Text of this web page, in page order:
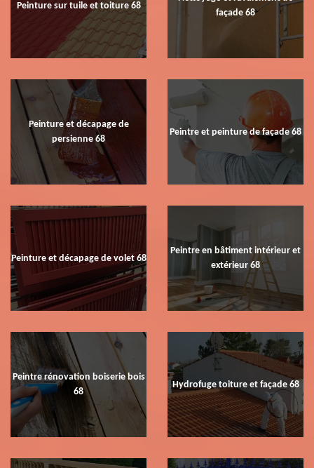
Peinture sur tuile et toiture 68
façade 68
Peinture et décapage de
persienne 68
Peintre et peinture de façade 68
Peinture et décapage de volet 68
Peintre en bâtiment intérieur et
extérieur 68
Peintre rénovation boiserie bois
68
Hydrofuge toiture et façade 68